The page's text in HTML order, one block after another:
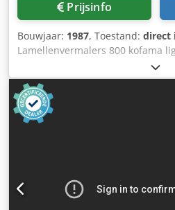
Prijsinfo
Bouwjaar: 1987, Toestand: direct
Lamellenvermalers 800 kofama
gebruikt 1987 Waardering: Raad
Djdpjh S Upisfx Anrewa 800
lamellenmes